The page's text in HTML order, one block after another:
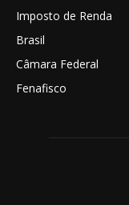
Imposto de Renda
Brasil
Câmara Federal
Fenafisco